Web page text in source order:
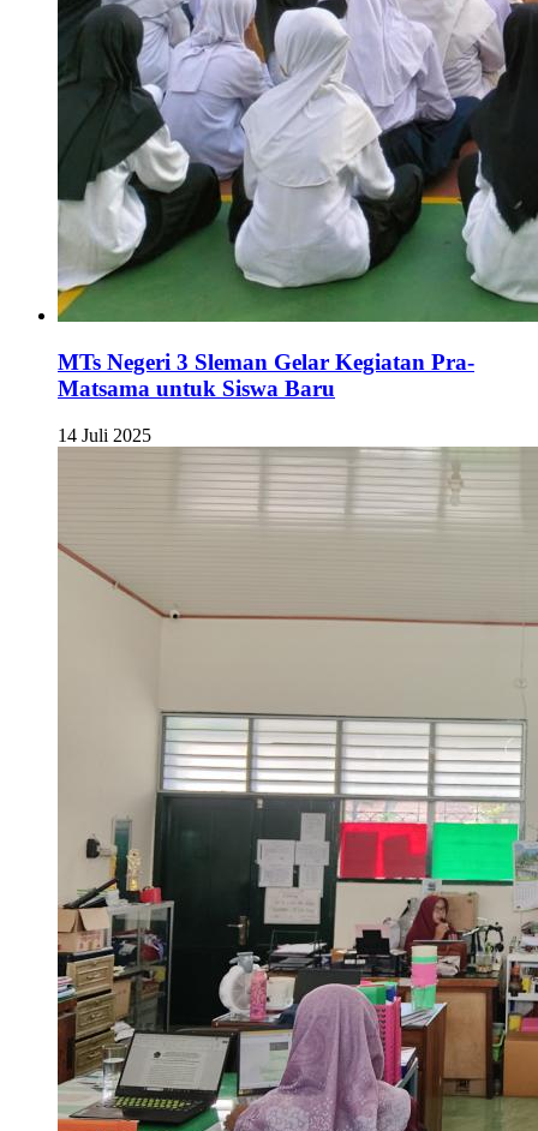
MTs Negeri 3 Sleman Gelar Kegiatan Pra-
Matsama untuk Siswa Baru
14 Juli 2025